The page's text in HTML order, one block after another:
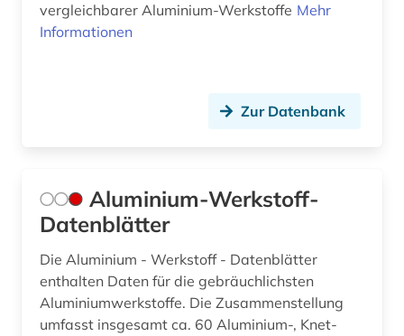
vergleichbarer Aluminium-Werkstoffe Mehr
Informationen
Zur Datenbank
Aluminium-Werkstoff-
Datenblätter
Die Aluminium - Werkstoff - Datenblätter
enthalten Daten für die gebräuchlichsten
Aluminiumwerkstoffe. Die Zusammenstellung
umfasst insgesamt ca. 60 Aluminium-, Knet-